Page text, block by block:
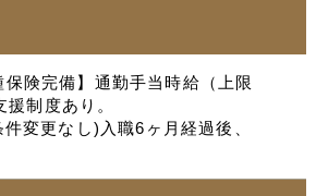
保険完備】通勤手当時給（上限
制度あり。
変更なし)入職6ヶ月経過後、